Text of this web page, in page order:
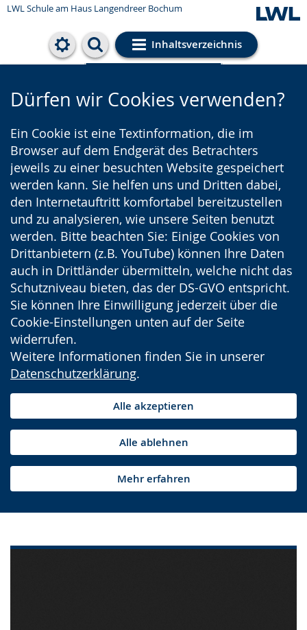
LWL Schule am Haus Langendreer Bochum
Inhaltsverzeichnis
Cookie-Einstellungen
Dürfen wir Cookies verwenden?
Ein Cookie ist eine Textinformation, die im
Browser auf dem Endgerät des Betrachters
jeweils zu einer besuchten Website gespeichert
werden kann. Sie helfen uns und Dritten dabei,
den Internetauftritt komfortabel bereitzustellen
und zu analysieren, wie unsere Seiten benutzt
werden. Bitte beachten Sie: Einige Cookies von
Drittanbietern (z.B. YouTube) können Ihre Daten
auch in Drittländer übermitteln, welche nicht das
Schutzniveau bieten, das der DS-GVO entspricht.
Sie können Ihre Einwilligung jederzeit über die
Cookie-Einstellungen unten auf der Seite
widerrufen.
Weitere Informationen finden Sie in unserer
Datenschutzerklärung.
Alle akzeptieren
Alle ablehnen
Mehr erfahren